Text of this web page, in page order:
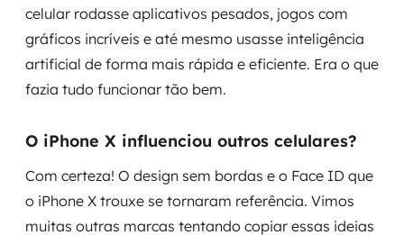
celular rodasse aplicativos pesados, jogos com
gráficos incríveis e até mesmo usasse inteligência
artificial de forma mais rápida e eficiente. Era o que
fazia tudo funcionar tão bem.
O iPhone X influenciou outros celulares?
Com certeza! O design sem bordas e o Face ID que
o iPhone X trouxe se tornaram referência. Vimos
muitas outras marcas tentando copiar essas ideias